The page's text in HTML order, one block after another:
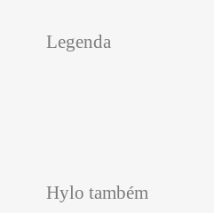
Legenda
Hylo também